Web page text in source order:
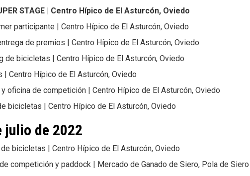
STAGE | Centro Hípico de El Asturcón, Oviedo
participante | Centro Hípico de El Asturcón, Oviedo
de premios | Centro Hípico de El Asturcón, Oviedo
de bicicletas | Centro Hípico de El Asturcón, Oviedo
| Centro Hípico de El Asturcón, Oviedo
oficina de competición | Centro Hípico de El Asturcón, Oviedo
bicicletas | Centro Hípico de El Asturcón, Oviedo
julio de 2022
bicicletas | Centro Hípico de El Asturcón, Oviedo
competición y paddock | Mercado de Ganado de Siero, Pola de Siero